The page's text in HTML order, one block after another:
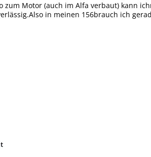
zum Motor (auch im Alfa verbaut) kann
in meinen 156brauch ich